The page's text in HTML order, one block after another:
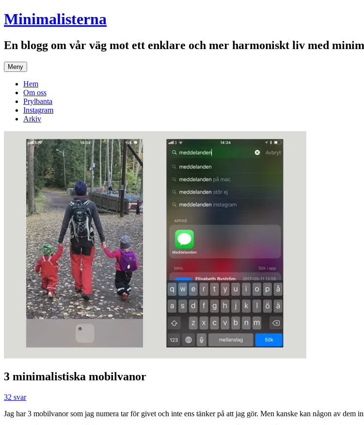
Hoppa
till
Minimalisterna
En blogg om vår väg mot ett enklare och mer harmoniskt liv med
Meny
Hem
Om oss
Prylbanta
Instagram
Arkiv
3 minimalistiska mobilvanor
32 svar
Jag har 3 mobilvanor som jag numera tar för givet och inte ens tänker på att jag gör. Men kanske kan någon av dem